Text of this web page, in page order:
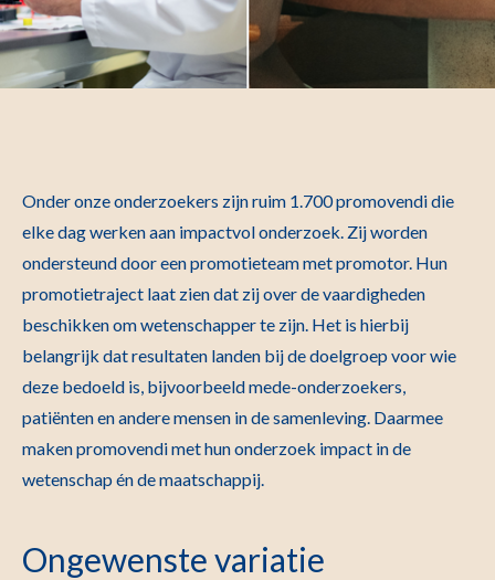
Onder onze onderzoekers zijn ruim 1.700 promovendi die
elke dag werken aan impactvol onderzoek. Zij worden
ondersteund door een promotieteam met promotor. Hun
promotietraject laat zien dat zij over de vaardigheden
beschikken om wetenschapper te zijn. Het is hierbij
belangrijk dat resultaten landen bij de doelgroep voor wie
deze bedoeld is, bijvoorbeeld mede-onderzoekers,
patiënten en andere mensen in de samenleving. Daarmee
maken promovendi met hun onderzoek impact in de
wetenschap én de maatschappij.
Ongewenste variatie